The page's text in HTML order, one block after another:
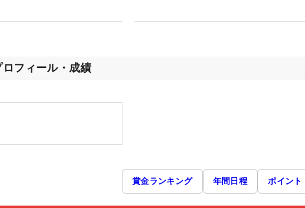
フィール・成績
賞金ランキング 年間日程 ポイント